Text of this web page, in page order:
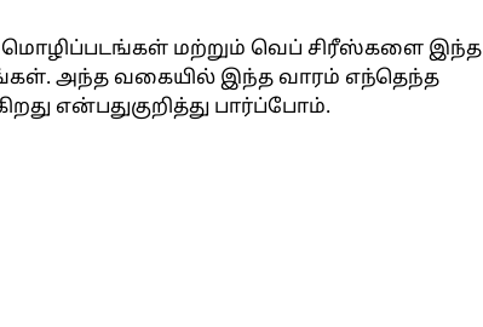
மொழிப்படங்கள் மற்றும் வெப் சிரீஸ்களை இந்த
அந்த வகையில் இந்த வாரம் எந்தெந்த
என்பதுகுறித்து பார்ப்போம்.